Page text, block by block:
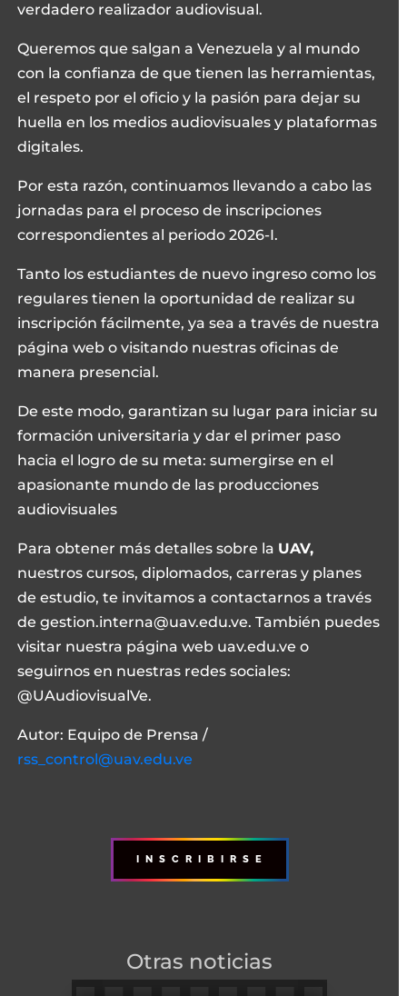
verdadero realizador audiovisual.
Queremos que salgan a Venezuela y al mundo
con la confianza de que tienen las herramientas,
el respeto por el oficio y la pasión para dejar su
huella en los medios audiovisuales y plataformas
digitales.
Por esta razón, continuamos llevando a cabo las
jornadas para el proceso de inscripciones
correspondientes al periodo 2026-I.
Tanto los estudiantes de nuevo ingreso como los
regulares tienen la oportunidad de realizar su
inscripción fácilmente, ya sea a través de nuestra
página web o visitando nuestras oficinas de
manera presencial.
De este modo, garantizan su lugar para iniciar su
formación universitaria y dar el primer paso
hacia el logro de su meta: sumergirse en el
apasionante mundo de las producciones
audiovisuales
Para obtener más detalles sobre la UAV,
nuestros cursos, diplomados, carreras y planes
de estudio, te invitamos a contactarnos a través
de gestion.interna@uav.edu.ve. También puedes
visitar nuestra página web uav.edu.ve o
seguirnos en nuestras redes sociales:
@UAudiovisualVe.
Autor: Equipo de Prensa /
rss_control@uav.edu.ve
I N S C R I B I R S E
Otras noticias